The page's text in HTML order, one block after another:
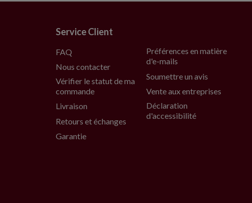
Service Client
FAQ
Nous contacter
Vérifier le statut de ma
commande
Livraison
Retours et échanges
Garantie
Préférences en matière
d'e-mails
Soumettre un avis
Vente aux entreprises
Déclaration
d'accessibilité